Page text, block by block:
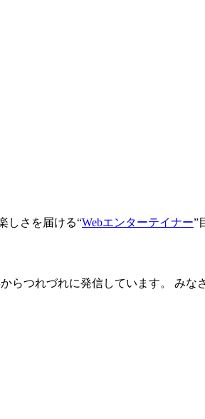
しさを届ける“Webエンターテイナー”
つれづれに発信しています。 みな